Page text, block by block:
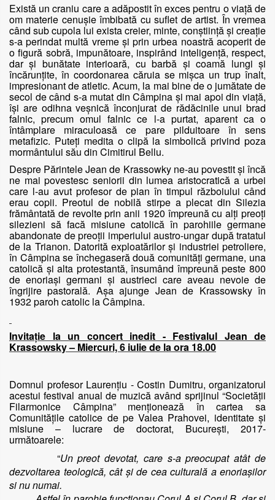
Există un craniu care a adăpostit în exces pentru o viaţă de
om materie cenuşie îmbibată cu suflet de artist. În vremea
când sub cupola lui exista creier, minte, conştiinţă şi creaţie
s-a perindat multă vreme şi prin urbea noastră acoperit de
o figură sobră, impunătoare, inspirând inteligenţă, respect,
dar şi bunătate interioară, cu barbă şi coamă lungi şi
încărunţite, în coordonarea căruia se mişca un trup înalt,
impresionant de atletic. Acum, la mai bine de o jumătate de
secol de când s-a mutat din Câmpina şi mai apoi din viaţă,
îşi are odihna veşnică înconjurat de rădăcinile unui brad
falnic, precum omul falnic ce l-a purtat, aparent ca o
întâmplare miraculoasă ce pare pilduitoare în sens
metafizic. Puteţi medita o clipă la simbolică privind poza
mormântului său din Cimitirul Bellu.
Despre Părintele Jean de Krassowky ne-au povestit şi încă
ne mai povestesc seniorii din lumea aristocratică a urbei
care l-au avut profesor de pian în timpul războiului când
erau copii. Preotul de nobilă stirpe a plecat din Silezia
frământată de revolte prin anii 1920 împreună cu alţi preoţi
silezieni să facă misiune catolică în parohiile germane
abandonate de preoţii imperiului austro-ungar după tratatul
de la Trianon. Datorită exploatărilor şi industriei petroliere,
în Câmpina se închegaseră două comunităţi germane, una
catolică şi alta protestantă, însumând împreună peste 800
de enoriaşi germani şi austrieci care aveau nevoie de
îngrijire pastorală. Aşa ajunge Jean de Krassowsky în
1932 paroh catolic la Câmpina.
Invitaţie la un concert inedit - Festivalul Jean de
Krassowsky – Miercuri, 6 iulie de la ora 18.00
Domnul profesor Laurenţiu - Costin Dumitru, organizatorul
acestui festival anual de muzică având sprijinul “Societăţii
Filarmonice Câmpina” menţionează în cartea sa
Comunităţile catolice de pe Valea Prahovei, identitate şi
misiune – lucrare de doctorat, București, 2017-
următoarele:
“Un preot devotat, care s-a preocupat atât de
dezvoltarea teologică, cât și de cea culturală a enoriașilor
si nu numai.